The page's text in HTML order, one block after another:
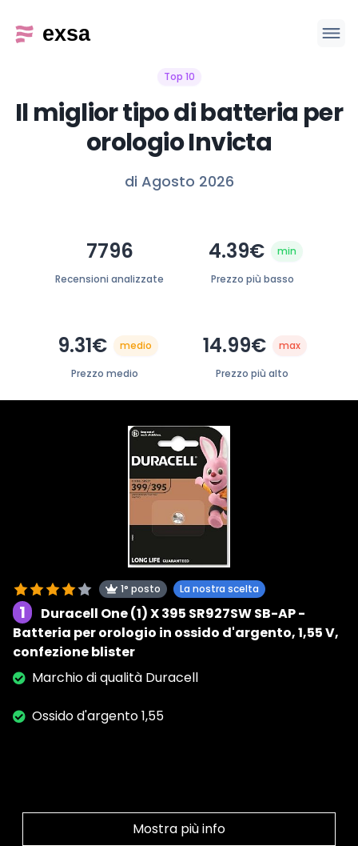
Top 10
Il miglior tipo di batteria per
orologio Invicta
di Agosto 2026
7796
Recensioni analizzate
4.39€ min
Prezzo più basso
9.31€ medio
Prezzo medio
14.99€ max
Prezzo più alto
1° posto La nostra scelta
1
Duracell One (1) X 395 SR927SW SB-AP -
Batteria per orologio in ossido d'argento, 1,55 V,
confezione blister
Marchio di qualità Duracell
Ossido d'argento 1,55
Mostra più info